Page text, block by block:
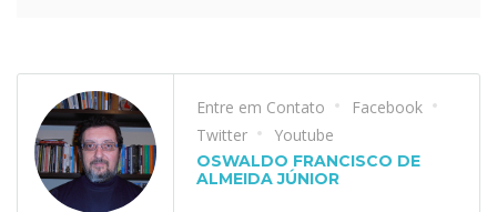
Entre em Contato
Facebook
Twitter
Youtube
OSWALDO FRANCISCO DE
ALMEIDA JÚNIOR